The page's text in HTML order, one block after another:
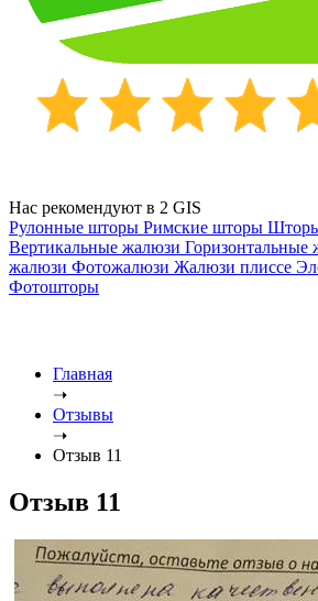
Нас рекомендуют в 2 GIS
Рулонные шторы Римские шторы
Вертикальные жалюзи Горизонтальные
жалюзи Фотожалюзи Жалюзи плиссе
Фотошторы
Главная
➝
Отзывы
➝
Отзыв 11
Отзыв 11